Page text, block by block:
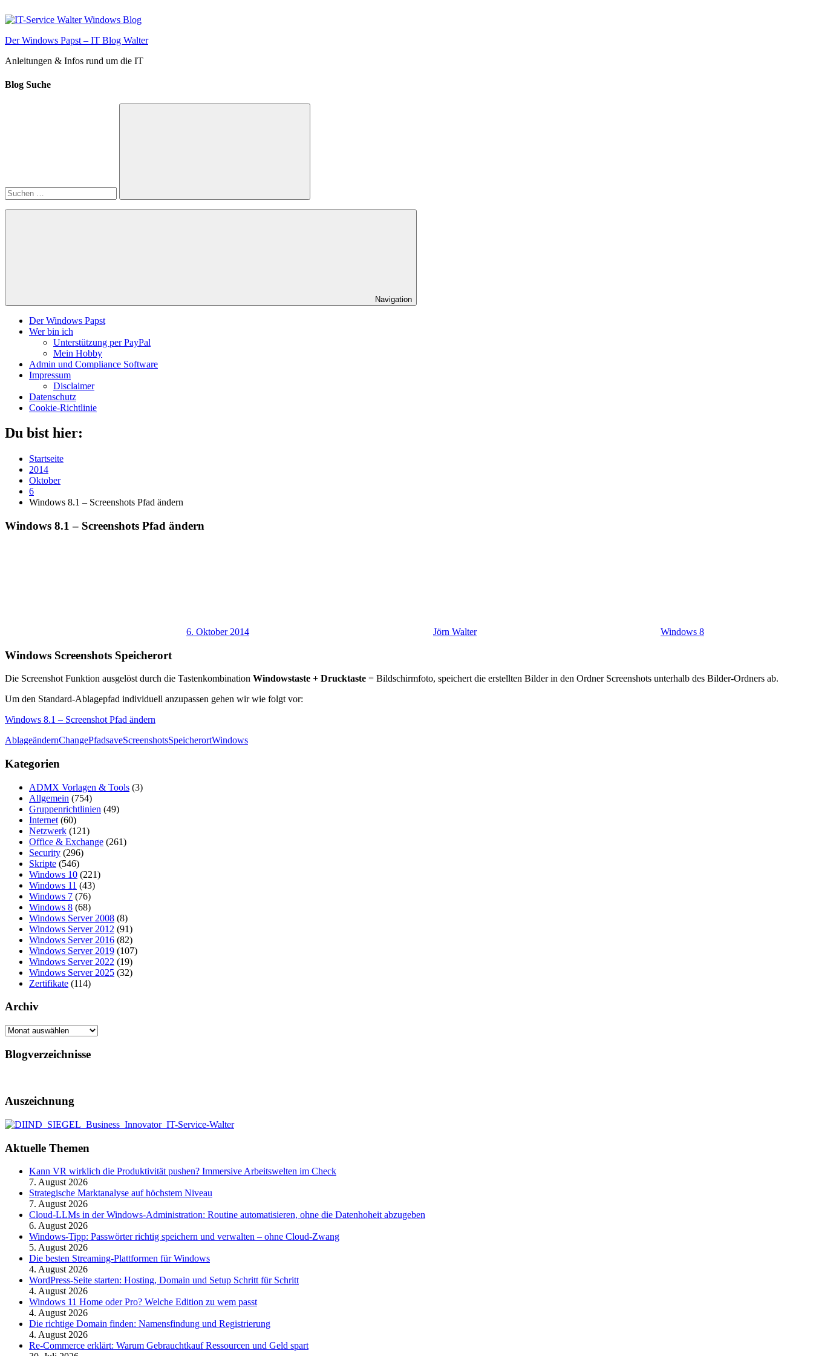
Inhalt
Der Windows Papst – IT Blog Walter
Anleitungen & Infos rund um die IT
Blog Suche
Suchen
Navigation
Der Windows Papst
Wer bin ich
Unterstützung per PayPal
Mein Hobby
Admin und Compliance Software
Impressum
Disclaimer
Datenschutz
Cookie-Richtlinie
Du bist hier:
Startseite
2014
Oktober
6
Windows 8.1 – Screenshots Pfad ändern
Windows 8.1 – Screenshots Pfad ändern
6. Oktober 2014 Jörn Walter Windows 8
Windows Screenshots Speicherort
Die Screenshot Funktion ausgelöst durch die Tastenkombination Windowstaste + Drucktaste = Bildschirmfoto, speichert die erstellten Bilder in den Ordner Screenshots unterhalb des Bilder-Ordners ab.
Um den Standard-Ablagepfad individuell anzupassen gehen wir wie folgt vor:
Windows 8.1 – Screenshot Pfad ändern
AblageändernChangePfadsaveScreenshotsSpeicherortWindows
Kategorien
ADMX Vorlagen & Tools (3)
Allgemein (754)
Gruppenrichtlinien (49)
Internet (60)
Netzwerk (121)
Office & Exchange (261)
Security (296)
Skripte (546)
Windows 10 (221)
Windows 11 (43)
Windows 7 (76)
Windows 8 (68)
Windows Server 2008 (8)
Windows Server 2012 (91)
Windows Server 2016 (82)
Windows Server 2019 (107)
Windows Server 2022 (19)
Windows Server 2025 (32)
Zertifikate (114)
Archiv
Archiv
Blogverzeichnisse
Auszeichnung
Aktuelle Themen
Kann VR wirklich die Produktivität pushen? Immersive Arbeitswelten im Check
7. August 2026
Strategische Marktanalyse auf höchstem Niveau
7. August 2026
Cloud-LLMs in der Windows-Administration: Routine automatisieren, ohne die Datenhoheit abzugeben
6. August 2026
Windows-Tipp: Passwörter richtig speichern und verwalten – ohne Cloud-Zwang
5. August 2026
Die besten Streaming-Plattformen für Windows
4. August 2026
WordPress-Seite starten: Hosting, Domain und Setup Schritt für Schritt
4. August 2026
Windows 11 Home oder Pro? Welche Edition zu wem passt
4. August 2026
Die richtige Domain finden: Namensfindung und Registrierung
4. August 2026
Re-Commerce erklärt: Warum Gebrauchtkauf Ressourcen und Geld spart